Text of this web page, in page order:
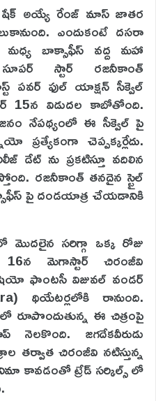
షేక్ అయ్యే రేంజ్ మాస్ జాతర
ఎందుకంటే దసరా
మధ్య బాక్సాఫీస్ వద్ద మహా
స్టార్ రజనీకాంత్
పవర్ ఫుల్ యాక్షన్ సీక్వెల్
15న విడుదల కాబోతోంది.
నేపథ్యంలో ఈ సీక్వెల్ పై
చెప్పక్కర్లేదు.
ను ప్రకటిస్తూ వదిలిన
రజనీకాంత్ తనదైన స్టైల్
పై దండయాత్ర చేయడానికి
మొదలైన సరిగ్గా ఒక్క రోజు
మెగాస్టార్ చిరంజీవి
ఫాంటసీ విజువల్ వండర్
థియేటర్లలోకి రానుంది.
రూపొందుతున్న ఈ చిత్రంపై
జగదేకవీరుడు
తర్వాత చిరంజీవి నటిస్తున్న
కావడంతో ట్రేడ్ సర్కిల్స్ లో